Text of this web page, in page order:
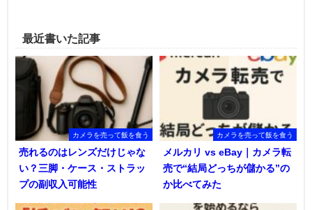
最近書いた記事
カメラを売って飯を食う
売れるのはレンズだけじゃな
い？三脚・ケース・ストラッ
プの副収入可能性
カメラを売って飯を食う
メルカリ vs eBay｜カメラ転
売で“結局どっちが儲かる”の
か比べてみた